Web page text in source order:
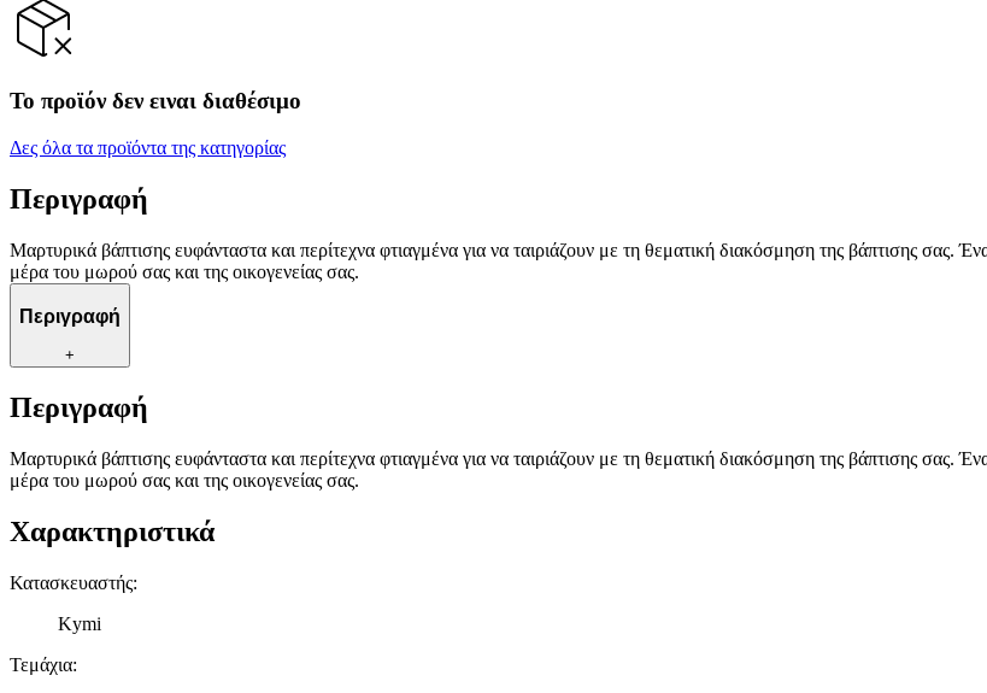
Το προϊόν δεν ειναι διαθέσιμο
Δες όλα τα προϊόντα της κατηγορίας
Περιγραφή
Μαρτυρικά βάπτισης ευφάνταστα και περίτεχνα φτιαγμένα για να ταιριάζουν με τη θεματική διακόσμηση της βάπτισης σας.
μέρα του μωρού σας και της οικογενείας σας.
Περιγραφή
+
Περιγραφή
Μαρτυρικά βάπτισης ευφάνταστα και περίτεχνα φτιαγμένα για να ταιριάζουν με τη θεματική διακόσμηση της βάπτισης σας.
μέρα του μωρού σας και της οικογενείας σας.
Χαρακτηριστικά
Κατασκευαστής:
Kymi
Τεμάχια: